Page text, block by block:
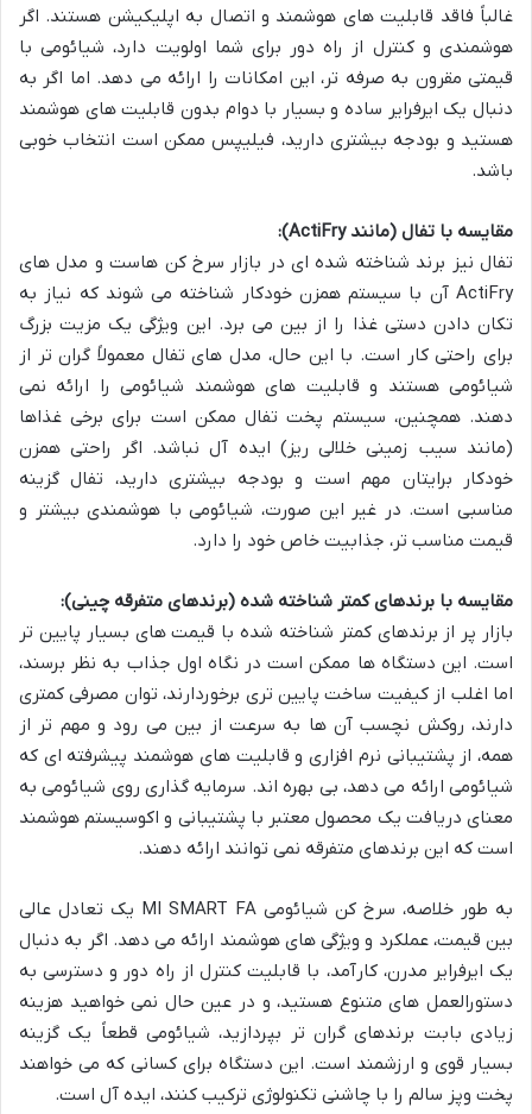
غالباً فاقد قابلیت های هوشمند و اتصال به اپلیکیشن هستند. اگر
هوشمندی و کنترل از راه دور برای شما اولویت دارد، شیائومی با
قیمتی مقرون به صرفه تر، این امکانات را ارائه می دهد. اما اگر به
دنبال یک ایرفرایر ساده و بسیار با دوام بدون قابلیت های هوشمند
هستید و بودجه بیشتری دارید، فیلیپس ممکن است انتخاب خوبی
باشد.
مقایسه با تفال (مانند ActiFry):
تفال نیز برند شناخته شده ای در بازار سرخ کن هاست و مدل های
ActiFry آن با سیستم همزن خودکار شناخته می شوند که نیاز به
تکان دادن دستی غذا را از بین می برد. این ویژگی یک مزیت بزرگ
برای راحتی کار است. با این حال، مدل های تفال معمولاً گران تر از
شیائومی هستند و قابلیت های هوشمند شیائومی را ارائه نمی
دهند. همچنین، سیستم پخت تفال ممکن است برای برخی غذاها
(مانند سیب زمینی خلالی ریز) ایده آل نباشد. اگر راحتی همزن
خودکار برایتان مهم است و بودجه بیشتری دارید، تفال گزینه
مناسبی است. در غیر این صورت، شیائومی با هوشمندی بیشتر و
قیمت مناسب تر، جذابیت خاص خود را دارد.
مقایسه با برندهای کمتر شناخته شده (برندهای متفرقه چینی):
بازار پر از برندهای کمتر شناخته شده با قیمت های بسیار پایین تر
است. این دستگاه ها ممکن است در نگاه اول جذاب به نظر برسند،
اما اغلب از کیفیت ساخت پایین تری برخوردارند، توان مصرفی کمتری
دارند، روکش نچسب آن ها به سرعت از بین می رود و مهم تر از
همه، از پشتیبانی نرم افزاری و قابلیت های هوشمند پیشرفته ای که
شیائومی ارائه می دهد، بی بهره اند. سرمایه گذاری روی شیائومی به
معنای دریافت یک محصول معتبر با پشتیبانی و اکوسیستم هوشمند
است که این برندهای متفرقه نمی توانند ارائه دهند.
به طور خلاصه، سرخ کن شیائومی MI SMART FA یک تعادل عالی
بین قیمت، عملکرد و ویژگی های هوشمند ارائه می دهد. اگر به دنبال
یک ایرفرایر مدرن، کارآمد، با قابلیت کنترل از راه دور و دسترسی به
دستورالعمل های متنوع هستید، و در عین حال نمی خواهید هزینه
زیادی بابت برندهای گران تر بپردازید، شیائومی قطعاً یک گزینه
بسیار قوی و ارزشمند است. این دستگاه برای کسانی که می خواهند
پخت وپز سالم را با چاشنی تکنولوژی ترکیب کنند، ایده آل است.